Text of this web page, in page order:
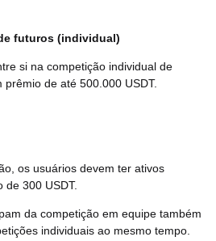
futuros (individual)
si na competição individual de
de até 500.000 USDT.
os usuários devem ter ativos
de 300 USDT.
da competição em equipe também
individuais ao mesmo tempo.